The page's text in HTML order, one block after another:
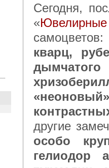
Сегодня, после 15:00 по московскому времени в каталоге
«
кварц,
другие
особо
гелиодор